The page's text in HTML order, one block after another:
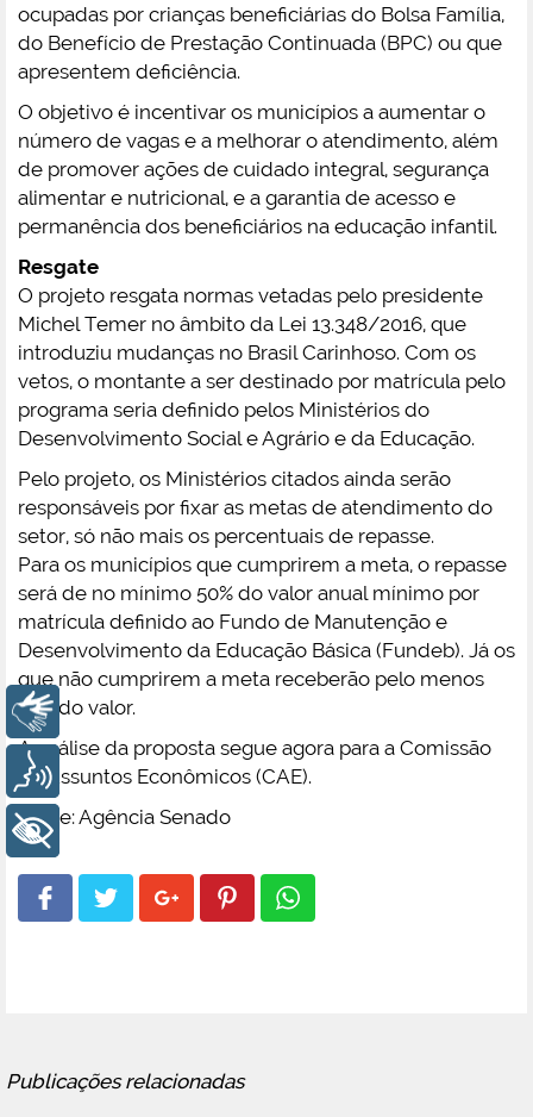
ocupadas por crianças beneficiárias do Bolsa Família,
do Benefício de Prestação Continuada (BPC) ou que
apresentem deficiência.
O objetivo é incentivar os municípios a aumentar o
número de vagas e a melhorar o atendimento, além
de promover ações de cuidado integral, segurança
alimentar e nutricional, e a garantia de acesso e
permanência dos beneficiários na educação infantil.
Resgate
O projeto resgata normas vetadas pelo presidente
Michel Temer no âmbito da Lei 13.348/2016, que
introduziu mudanças no Brasil Carinhoso. Com os
vetos, o montante a ser destinado por matrícula pelo
programa seria definido pelos Ministérios do
Desenvolvimento Social e Agrário e da Educação.
Pelo projeto, os Ministérios citados ainda serão
responsáveis por fixar as metas de atendimento do
setor, só não mais os percentuais de repasse.
Para os municípios que cumprirem a meta, o repasse
será de no mínimo 50% do valor anual mínimo por
matrícula definido ao Fundo de Manutenção e
Desenvolvimento da Educação Básica (Fundeb). Já os
que não cumprirem a meta receberão pelo menos
25% do valor.
A análise da proposta segue agora para a Comissão
de Assuntos Econômicos (CAE).
Fonte: Agência Senado
Publicações relacionadas
Libras
Voz
+ Acessibilidade